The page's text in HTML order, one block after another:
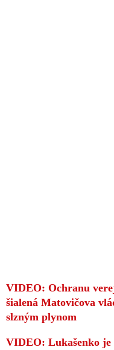
VIDEO: Ochranu
šialená Matovičova
slzným plynom
VIDEO: Lukašenko